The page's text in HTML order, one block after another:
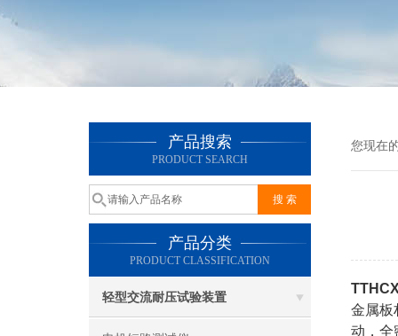
产品搜索
PRODUCT SEARCH
产品分类
PRODUCT CLASSIFICATION
轻型交流耐压试验装置
您现在
金属板
动，全